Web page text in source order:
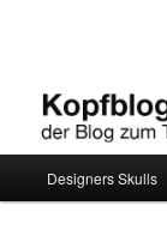
kopfblog
Designers Skulls